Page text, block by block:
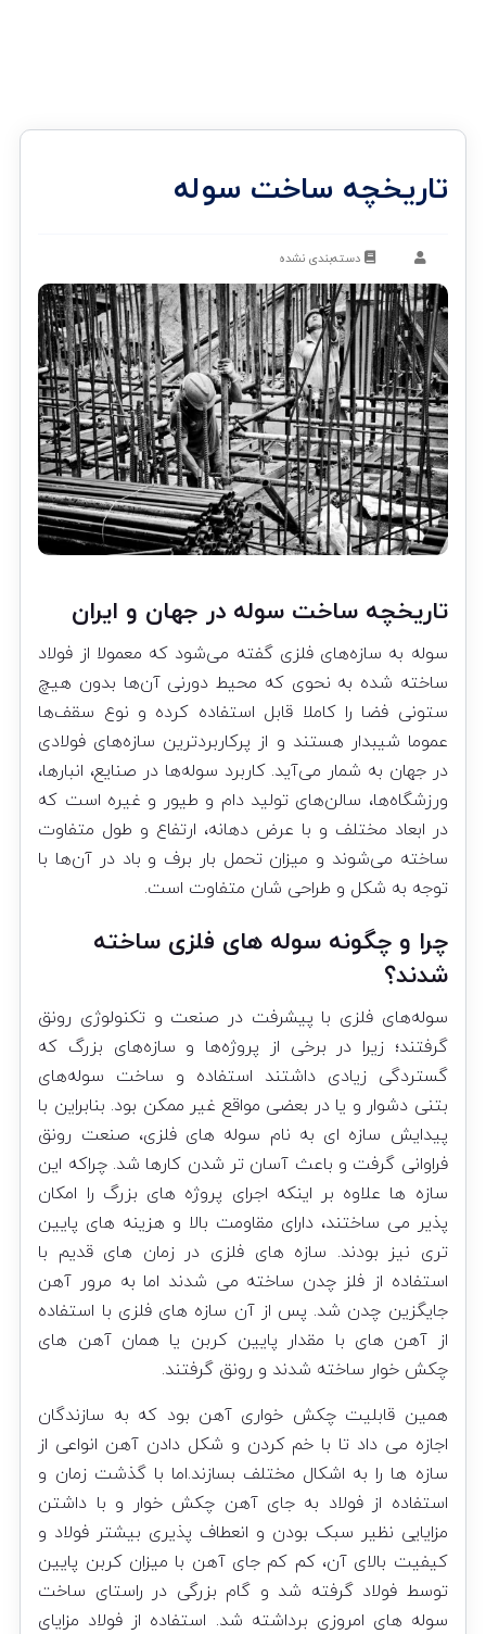
تاریخچه ساخت سوله
دسته‌بندی نشده
تاریخچه ساخت سوله در جهان و ایران
سوله‌ به سازه‌های فلزی گفته می‌شود که معمولا از فولاد
ساخته شده به نحوی که محیط دورنی آن‌ها بدون هیچ
ستونی فضا را کاملا قابل استفاده کرده و نوع سقف‌ها
عموما شیبدار هستند و از پرکاربردترین سازه‌های فولادی
در جهان به شمار می‌آید. کاربرد سوله‌ها در صنایع، انبارها،
ورزشگاه‌ها، سالن‌های تولید دام و طیور و غیره است که
در ابعاد مختلف و با عرض دهانه، ارتفاع و طول متفاوت
ساخته می‌شوند و میزان تحمل بار برف و باد در آن‌ها با
توجه به شکل و طراحی شان متفاوت است.
چرا و چگونهسوله های فلزی ساخته
شدند؟
سوله‌های فلزی با پیشرفت در صنعت و تکنولوژی رونق
گرفتند؛ زیرا در برخی از پروژه‌ها و سازه‌های بزرگ که
گستردگی زیادی داشتند استفاده و ساخت سوله‌های
بتنی دشوار و یا در بعضی مواقع غیر ممکن بود. بنابراین با
پیدایش سازه ای به نام سوله های فلزی، صنعت رونق
فراوانی گرفت و باعث آسان تر شدن کارها شد. چراکه این
سازه ها علاوه بر اینکه اجرای پروژه های بزرگ را امکان
پذیر می ساختند، دارای مقاومت بالا و هزینه های پایین
تری نیز بودند. سازه های فلزی در زمان های قدیم با
استفاده از فلز چدن ساخته می شدند اما به مرور آهن
جایگزین چدن شد. پس از آن سازه های فلزی با استفاده
از آهن های با مقدار پایین کربن یا همان آهن های
چکش خوار ساخته شدند و رونق گرفتند.
همین قابلیت چکش خواری آهن بود که به سازندگان
اجازه می داد تا با خم کردن و شکل دادن آهن انواعی از
سازه ها را به اشکال مختلف بسازند.اما با گذشت زمان و
استفاده از فولاد به جای آهن چکش خوار و با داشتن
مزایایی نظیر سبک بودن و انعطاف پذیری بیشتر فولاد و
کیفیت بالای آن، کم کم جای آهن با میزان کربن پایین
توسط فولاد گرفته شد و گام بزرگی در راستای ساخت
سوله های امروزی برداشته شد. استفاده از فولاد مزایای